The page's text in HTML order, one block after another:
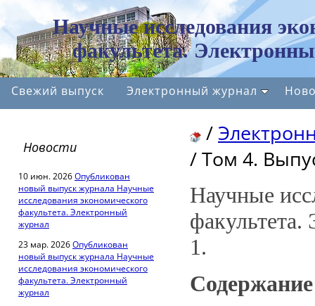
Научные исследования
факультета.
Свежий выпуск Электронный журнал
Новости
10 июн. 2026Опубликован
новый выпуск журнала Научные
исследования экономического
факультета. Электронный
журнал
23 мар. 2026Опубликован
новый выпуск журнала Научные
исследования экономического
факультета. Электронный
журнал
/
/Том 4.
Научные
1.
Содержание